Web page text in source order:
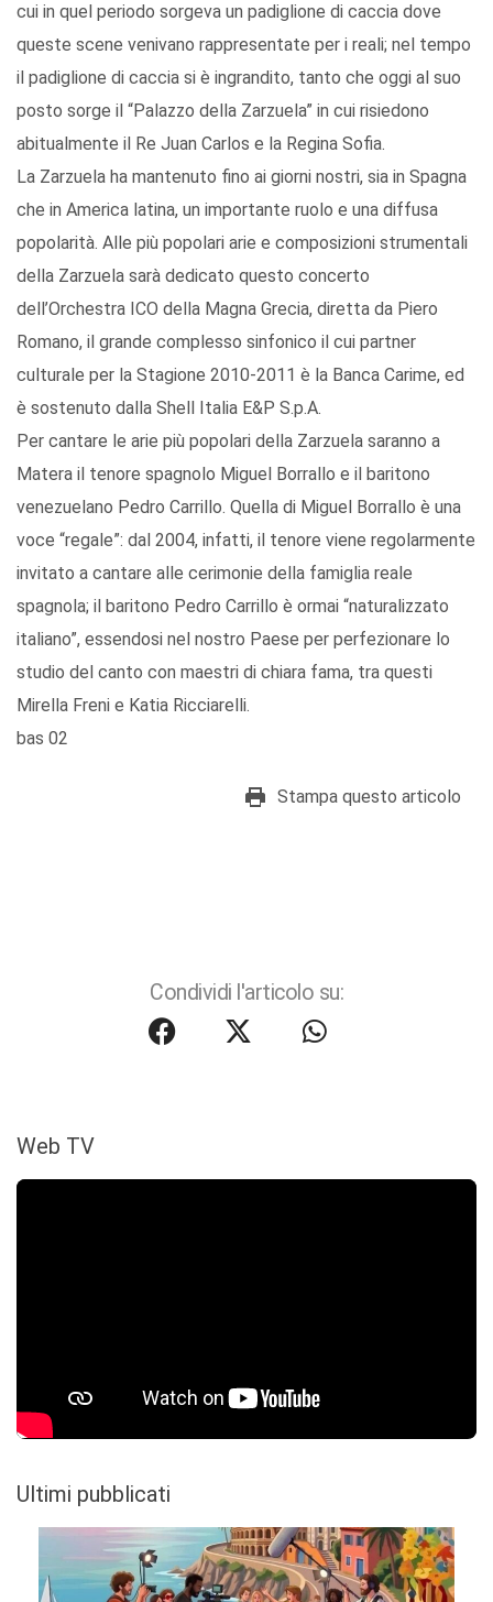
cui in quel periodo sorgeva un padiglione di caccia dove
queste scene venivano rappresentate per i reali; nel tempo
il padiglione di caccia si è ingrandito, tanto che oggi al suo
posto sorge il “Palazzo della Zarzuela” in cui risiedono
abitualmente il Re Juan Carlos e la Regina Sofia.
La Zarzuela ha mantenuto fino ai giorni nostri, sia in Spagna
che in America latina, un importante ruolo e una diffusa
popolarità. Alle più popolari arie e composizioni strumentali
della Zarzuela sarà dedicato questo concerto
dell’Orchestra ICO della Magna Grecia, diretta da Piero
Romano, il grande complesso sinfonico il cui partner
culturale per la Stagione 2010-2011 è la Banca Carime, ed
è sostenuto dalla Shell Italia E&P S.p.A.
Per cantare le arie più popolari della Zarzuela saranno a
Matera il tenore spagnolo Miguel Borrallo e il baritono
venezuelano Pedro Carrillo. Quella di Miguel Borrallo è una
voce “regale”: dal 2004, infatti, il tenore viene regolarmente
invitato a cantare alle cerimonie della famiglia reale
spagnola; il baritono Pedro Carrillo è ormai “naturalizzato
italiano”, essendosi nel nostro Paese per perfezionare lo
studio del canto con maestri di chiara fama, tra questi
Mirella Freni e Katia Ricciarelli.
bas 02
Stampa questo articolo
Condividi l'articolo su:
Web TV
Ultimi pubblicati